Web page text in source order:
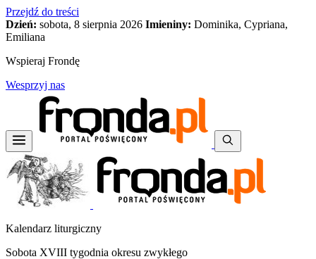
Przejdź do treści
Dzień: sobota, 8 sierpnia 2026 Imieniny: Dominika, Cypriana,
Emiliana
Wspieraj Frondę
Wesprzyj nas
Kalendarz liturgiczny
Sobota XVIII tygodnia okresu zwykłego